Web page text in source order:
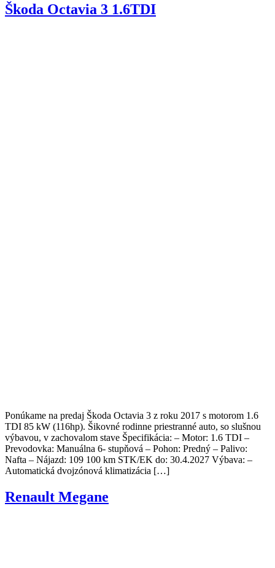
Škoda Octavia 3 1.6TDI
Ponúkame na predaj Škoda Octavia 3 z roku 2017 s motorom 1.6
TDI 85 kW (116hp). Šikovné rodinne priestranné auto, so slušnou
výbavou, v zachovalom stave Špecifikácia: – Motor: 1.6 TDI –
Prevodovka: Manuálna 6- stupňová – Pohon: Predný – Palivo:
Nafta – Nájazd: 109 100 km STK/EK do: 30.4.2027 Výbava: –
Automatická dvojzónová klimatizácia […]
Renault Megane